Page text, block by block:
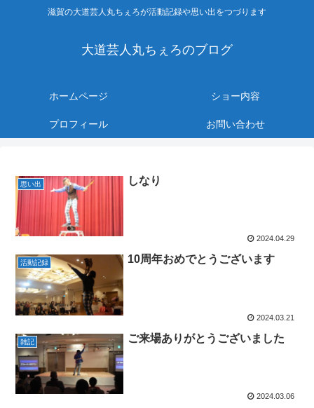
滋賀の大道芸人丸ちぇろが活動記録や思い出をつづります
大道芸人丸ちぇろのブログ
ホームページ ショー内容
プロフィール お問い合わせ
思い出 しなり
2024.04.29
活動記録 10周年おめでとうございます
2024.03.21
雑記 ご来場ありがとうございました
2024.03.06